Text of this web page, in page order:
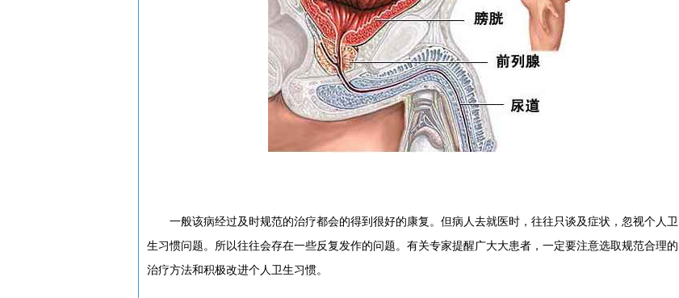
一般该病经过及时规范的治疗都会的得到很好的康复。但病人去就医时，往往只谈及症状，忽视个人卫
生习惯问题。所以往往会存在一些反复发作的问题。有关专家提醒广大大患者，一定要注意选取规范合理的
治疗方法和积极改进个人卫生习惯。